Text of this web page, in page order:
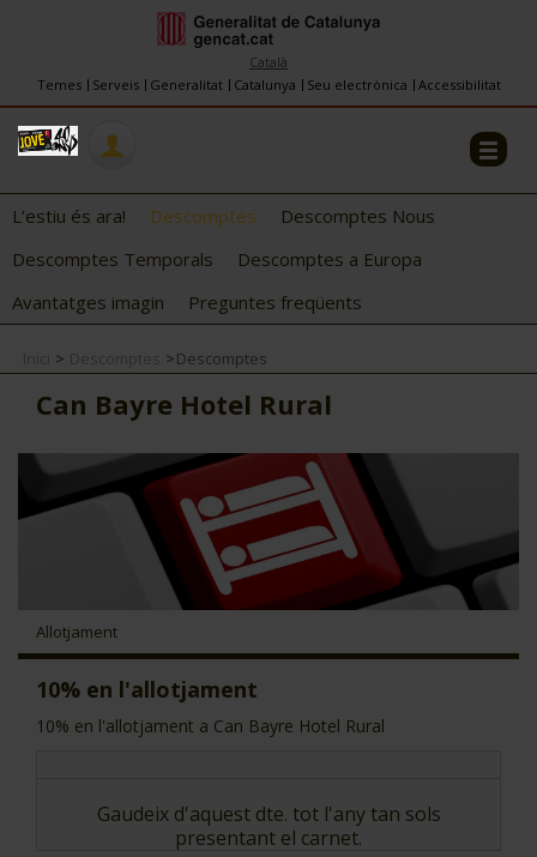
Català
Temes
Serveis Generalitat Catalunya Seu electrònica Accessibilitat
INFORMACIÓ
FES-TE EL CJ
COL·LABORADORS
CJ ADOLESCENTS
CJ INTERNACIONAL
CJ LOCAL
T'INTERESSA #SOMJOVES
L’estiu és ara! Descomptes
Descomptes Nous
Descomptes Temporals
Descomptes a Europa
Avantatges imagin
Preguntes freqüents
Descomptes
Can Bayre Hotel Rural
Allotjament
10% en l'allotjament
10% en l'allotjament a Can Bayre Hotel Rural
Gaudeix d'aquest dte. tot l'any tan sols
presentant el carnet.